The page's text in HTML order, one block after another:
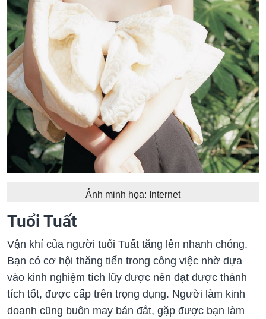
Ảnh minh họa: Internet
Tuổi Tuất
Vận khí của người tuổi Tuất tăng lên nhanh chóng.
Bạn có cơ hội thăng tiến trong công việc nhờ dựa
vào kinh nghiệm tích lũy được nên đạt được thành
tích tốt, được cấp trên trọng dụng. Người làm kinh
doanh cũng buôn may bán đắt, gặp được bạn làm